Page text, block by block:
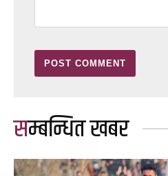
सम्बन्धित खबर